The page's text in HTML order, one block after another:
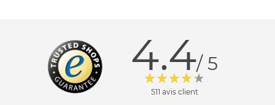
4.4/ 5
511 avis client